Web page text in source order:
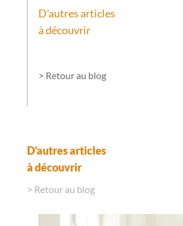
D’autres articles
à découvrir
> Retour au blog
D’autres articles
à découvrir
> Retour au blog